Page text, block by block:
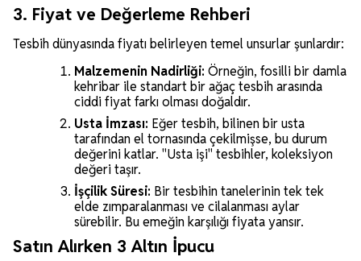
3. Fiyat ve Değerleme Rehberi
Tesbih dünyasında fiyatı belirleyen temel unsurlar şunlardır:
Malzemenin Nadirliği: Örneğin, fosilli bir damla
kehribar ile standart bir ağaç tesbih arasında
ciddi fiyat farkı olması doğaldır.
Usta İmzası: Eğer tesbih, bilinen bir usta
tarafından el tornasında çekilmişse, bu durum
değerini katlar. "Usta işi" tesbihler, koleksiyon
değeri taşır.
İşçilik Süresi: Bir tesbihin tanelerinin tek tek
elde zımparalanması ve cilalanması aylar
sürebilir. Bu emeğin karşılığı fiyata yansır.
Satın Alırken 3 Altın İpucu